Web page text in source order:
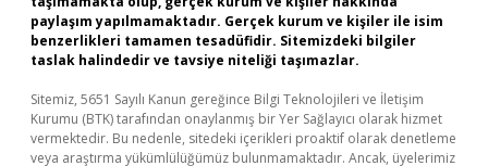
paylaşım yapılmamaktadır. Gerçek kurum ve kişiler ile isim
benzerlikleri tamamen tesadüfidir. Sitemizdeki bilgiler
taslak halindedir ve tavsiye niteliği taşımazlar.
Sitemiz, 5651 Sayılı Kanun gereğince Bilgi Teknolojileri ve İletişim
Kurumu (BTK) tarafından onaylanmış bir Yer Sağlayıcı olarak hizmet
vermektedir. Bu nedenle, sitedeki içerikleri proaktif olarak denetleme
veya araştırma yükümlülüğümüz bulunmamaktadır. Ancak, üyelerimiz